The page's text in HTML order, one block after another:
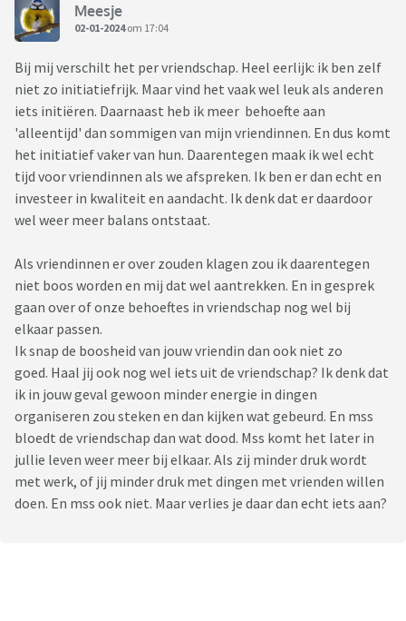
Meesje
02-01-2024om 17:04
Bij mij verschilt het per vriendschap. Heel eerlijk: ik ben zelf
niet zo initiatiefrijk. Maar vind het vaak wel leuk als anderen
iets initiëren. Daarnaast heb ik meer behoefte aan
'alleentijd' dan sommigen van mijn vriendinnen. En dus komt
het initiatief vaker van hun. Daarentegen maak ik wel echt
tijd voor vriendinnen als we afspreken. Ik ben er dan echt en
investeer in kwaliteit en aandacht. Ik denk dat er daardoor
wel weer meer balans ontstaat.
Als vriendinnen er over zouden klagen zou ik daarentegen
niet boos worden en mij dat wel aantrekken. En in gesprek
gaan over of onze behoeftes in vriendschap nog wel bij
elkaar passen.
Ik snap de boosheid van jouw vriendin dan ook niet zo
goed. Haal jij ook nog wel iets uit de vriendschap? Ik denk dat
ik in jouw geval gewoon minder energie in dingen
organiseren zou steken en dan kijken wat gebeurd. En mss
bloedt de vriendschap dan wat dood. Mss komt het later in
jullie leven weer meer bij elkaar. Als zij minder druk wordt
met werk, of jij minder druk met dingen met vrienden willen
doen. En mss ook niet. Maar verlies je daar dan echt iets aan?